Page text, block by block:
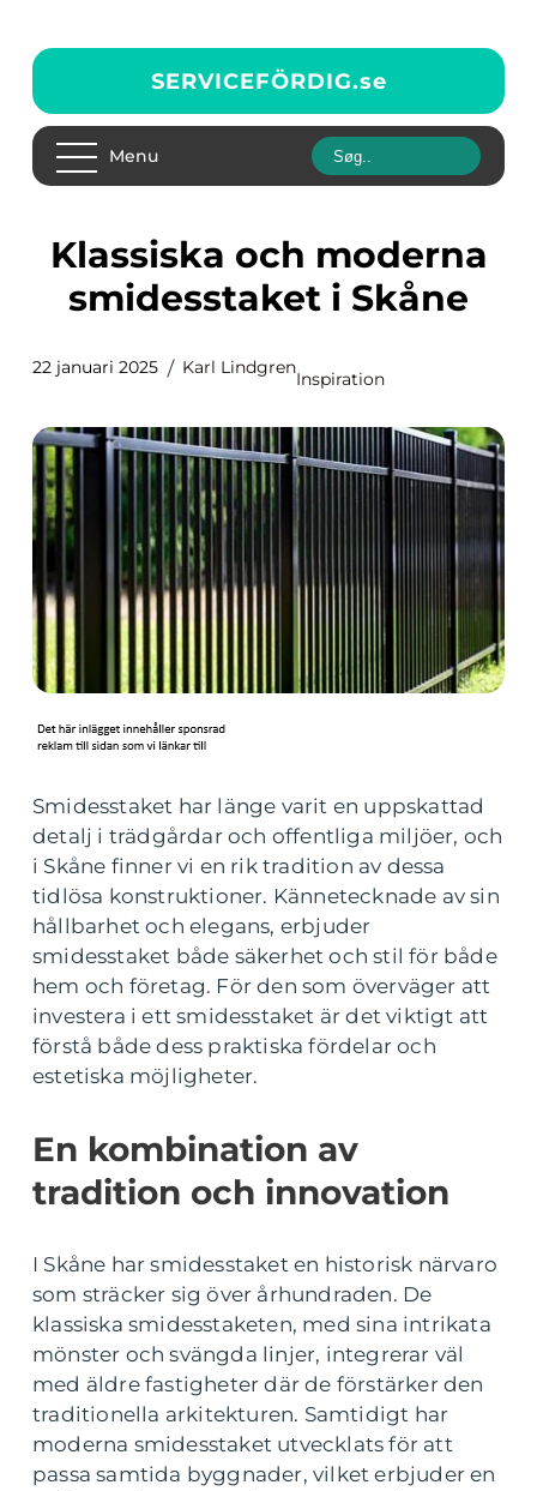
SERVICEFÖRDIG.se
Menu
Klassiska och moderna
smidesstaket i Skåne
22 januari 2025 Karl Lindgren
Inspiration
Smidesstaket har länge varit en uppskattad
detalj i trädgårdar och offentliga miljöer, och
i Skåne finner vi en rik tradition av dessa
tidlösa konstruktioner. Kännetecknade av sin
hållbarhet och elegans, erbjuder
smidesstaket både säkerhet och stil för både
hem och företag. För den som överväger att
investera i ett smidesstaket är det viktigt att
förstå både dess praktiska fördelar och
estetiska möjligheter.
En kombination av
tradition och innovation
I Skåne har smidesstaket en historisk närvaro
som sträcker sig över århundraden. De
klassiska smidesstaketen, med sina intrikata
mönster och svängda linjer, integrerar väl
med äldre fastigheter där de förstärker den
traditionella arkitekturen. Samtidigt har
moderna smidesstaket utvecklats för att
passa samtida byggnader, vilket erbjuder en